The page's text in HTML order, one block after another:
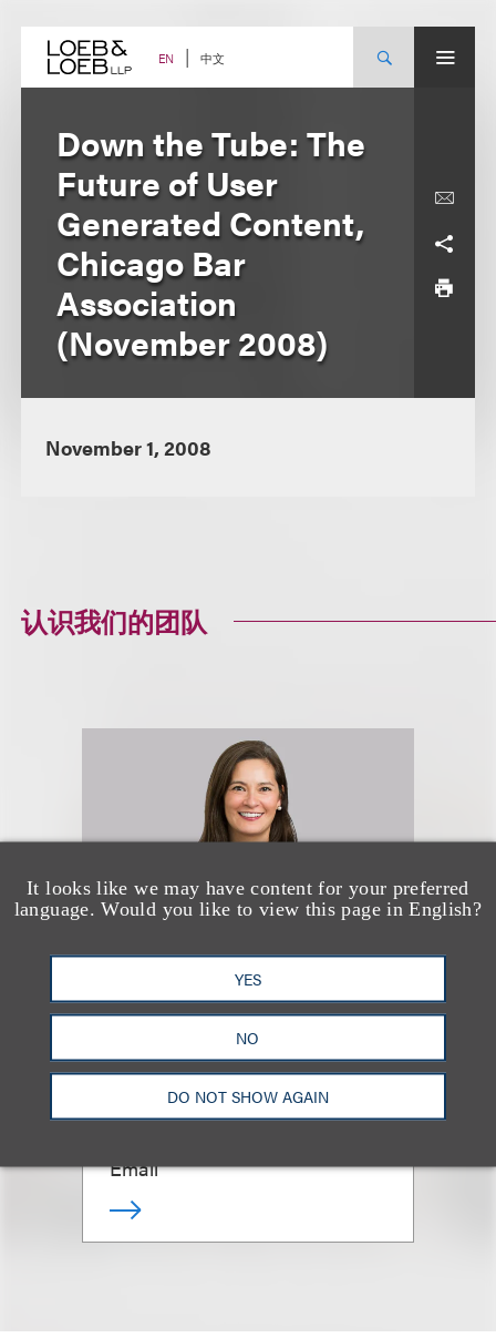
content EN 中文
It looks like we may have content for your preferred
language. Would you like to view this page in English?
YES
NO
DO NOT SHOW AGAIN
Down the Tube: The
Future of User
Generated Content,
Chicago Bar
Association
(November 2008)
November 1, 2008
认识我们的团队
Nerissa Coyle McGinn
合伙人
Email